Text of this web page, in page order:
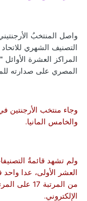
واصل المنتخبُ
التصنيف الشهري
المراكز العشرة
المصري على صدارته
وجاء منتخب الأرجنتين في
والخامس المانيا.
ولم تشهد قائمةُ
العشر الأولى، عدا
الإلكتروني.